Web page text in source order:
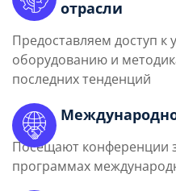
отрасли
Предоставляем доступ к
оборудованию и
последних тенденций
Посещают конференции
программах